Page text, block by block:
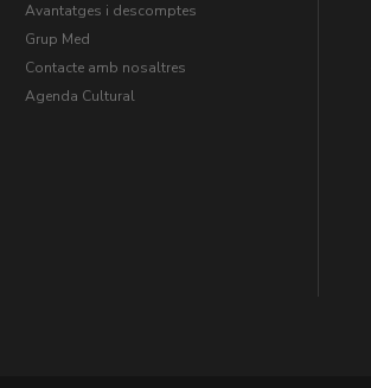
Avantatges i descomptes
Grup Med
Contacte amb nosaltres
Agenda Cultural